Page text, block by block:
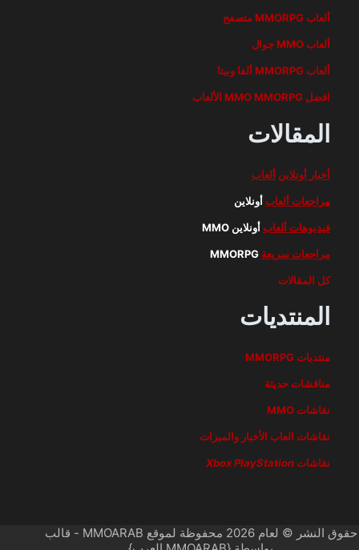
ألعاب MMORPG متصفح
ألعاب MMO جوال
ألعاب MMORPG ألفا وبيتا
افضل MMO MMORPG الألعاب
المقالات
أخبار أونلاين ألعاب
مراجعات ألعاب أونلاين
فيديوهات ألعاب أونلاين MMO
مراجعات سريعة
كل المقالات
المنتديات
منتديات MMORPG
مناقشات حديثة
نقاشات MMO
نقاشات العاب الأخبار والميزات
نقاشات XboxPlayStation
حقوق النشر © لعام 2026 محفوظة لموقع MMOARAB - قالب